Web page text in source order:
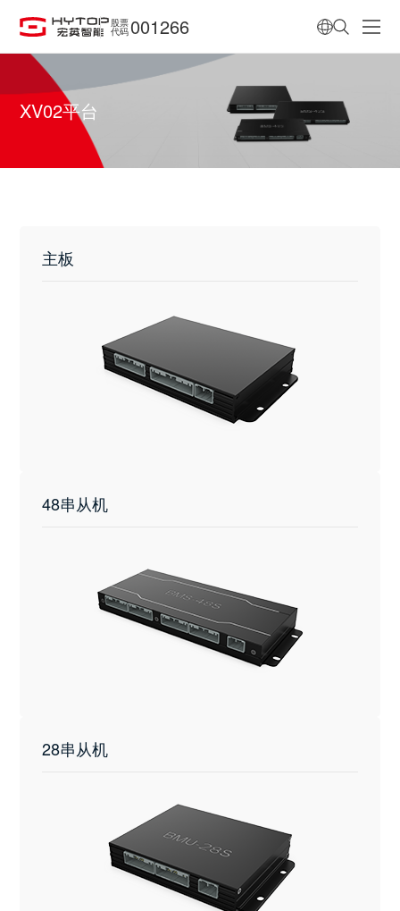
股票
代码 001266
XV02平台
主板
48串从机
28串从机